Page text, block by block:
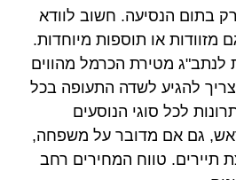
בתום הנסיעה. חשוב לוודא
מזוודות או תוספות מיוחדות.
לנתב"ג מטירת הכרמל מהווים
להגיע לשדה התעופה בכל
לכל סוגי הנוסעים
גם אם מדובר על משפחה,
תיירים. טווח המחירים רחב